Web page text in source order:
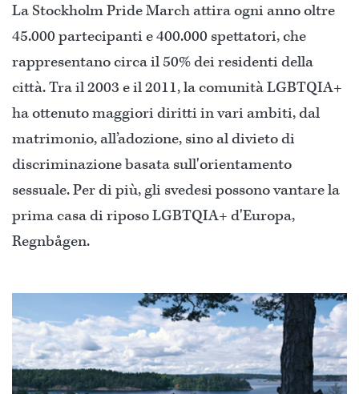
La Stockholm Pride March attira ogni anno oltre
45.000 partecipanti e 400.000 spettatori, che
rappresentano circa il 50% dei residenti della
città. Tra il 2003 e il 2011, la comunità LGBTQIA+
ha ottenuto maggiori diritti in vari ambiti, dal
matrimonio, all’adozione, sino al divieto di
discriminazione basata sull'orientamento
sessuale. Per di più, gli svedesi possono vantare la
prima casa di riposo LGBTQIA+ d'Europa,
Regnbågen.